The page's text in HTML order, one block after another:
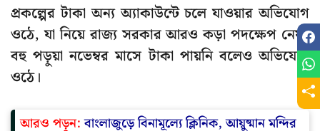
প্রকল্পের টাকা অন্য অ্যাকাউন্টে চলে যাওয়ার অভিযোগ
ওঠে, যা নিয়ে রাজ্য সরকার আরও কড়া পদক্ষেপ নেয়।
বহু পড়ুয়া নভেম্বর মাসে টাকা পায়নি বলেও অভিযোগ
ওঠে।
আরও পড়ুন:বাংলাজুড়ে বিনামূল্যে ক্লিনিক, আয়ুষ্মান মন্দির